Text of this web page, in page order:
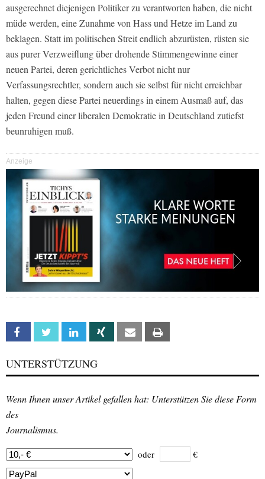
ausgerechnet diejenigen Politiker zu verantworten haben, die nicht
müde werden, eine Zunahme von Hass und Hetze im Land zu
beklagen. Statt im politischen Streit endlich abzurüsten, rüsten sie
aus purer Verzweiflung über drohende Stimmengewinne einer
neuen Partei, deren gerichtliches Verbot nicht nur
Verfassungsrechtler, sondern auch sie selbst für nicht erreichbar
halten, gegen diese Partei neuerdings in einem Ausmaß auf, das
jeden Freund einer liberalen Demokratie in Deutschland zutiefst
beunruhigen muß.
Anzeige
Facebook Twitter Linkedin Xing Email
UNTERSTÜTZUNG
Wenn Ihnen unser Artikel gefallen hat: Unterstützen Sie diese Form
des
Journalismus.
oder €